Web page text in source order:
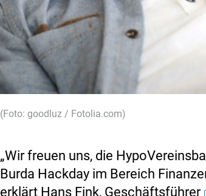
(Foto: goodluz / Fotolia.com)
„Wir freuen uns, die
Burda Hackday im Bereich
erklärt Hans Fink, Geschäftsführer